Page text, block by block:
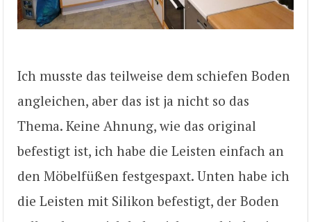
Ich musste das teilweise dem schiefen Boden
angleichen, aber das ist ja nicht so das
Thema. Keine Ahnung, wie das original
befestigt ist, ich habe die Leisten einfach an
den Möbelfüßen festgespaxt. Unten habe ich
die Leisten mit Silikon befestigt, der Boden